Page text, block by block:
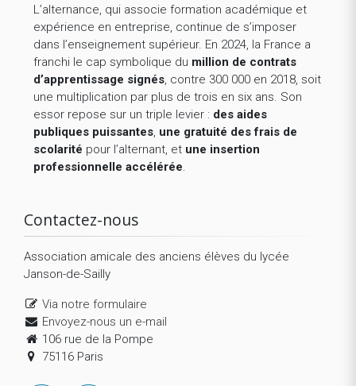
L’alternance, qui associe formation académique et
expérience en entreprise, continue de s’imposer
dans l’enseignement supérieur. En 2024, la France a
franchi le cap symbolique du million de contrats
d’apprentissage signés, contre 300 000 en 2018, soit
une multiplication par plus de trois en six ans. Son
essor repose sur un triple levier : des aides
publiques puissantes, une gratuité des frais de
scolarité pour l’alternant, et une insertion
professionnelle accélérée.
Contactez-nous
Association amicale des anciens élèves du lycée
Janson-de-Sailly
Via notre formulaire
Envoyez-nous un e-mail
106 rue de la Pompe
75116 Paris